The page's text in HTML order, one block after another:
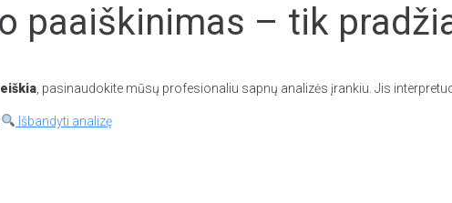
paaiškinimas – tik
, pasinaudokite mūsų profesionaliu sapnų analizės įrankiu. Jis
Išbandyti analizę